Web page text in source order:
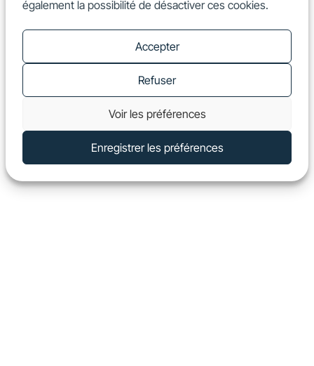
également la possibilité de désactiver ces cookies.
Accepter
Refuser
Voir les préférences
Enregistrer les préférences